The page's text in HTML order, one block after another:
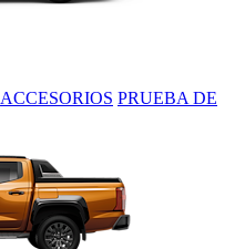
ACCESORIOS PRUEBA DE